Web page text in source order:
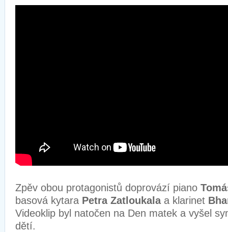
Zpěv obou protagonistů doprovází piano
basová kytara Petra Zatloukalaa klarinet
Videoklip byl natočen na Den matek a vyšel
dětí.